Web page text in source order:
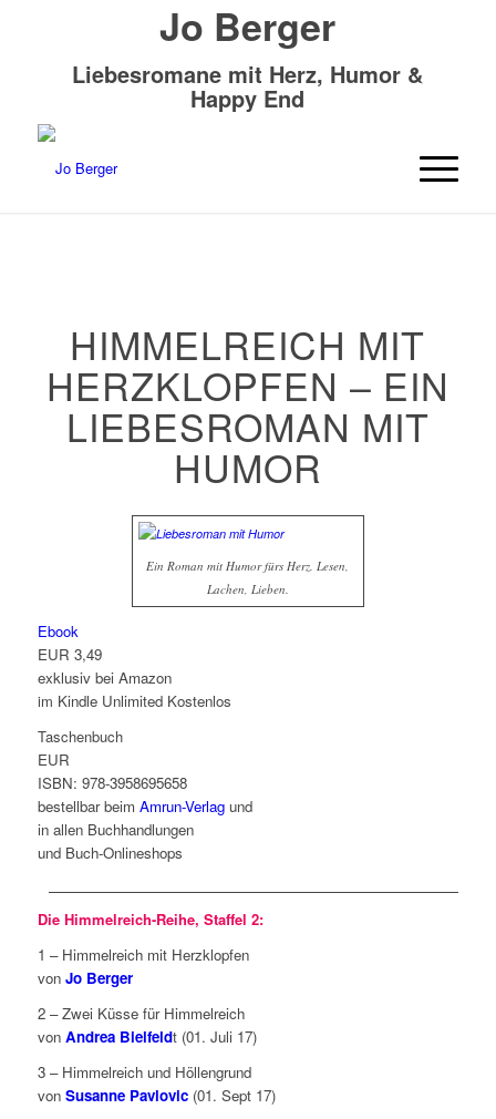
Jo Berger
Liebesromane mit Herz, Humor &
Happy End
HIMMELREICH MIT
HERZKLOPFEN – EIN
LIEBESROMAN MIT
HUMOR
Ein Roman mit Humor fürs Herz. Lesen,
Lachen, Lieben.
Ebook
EUR 3,49
exklusiv bei Amazon
im Kindle Unlimited Kostenlos
Taschenbuch
EUR
ISBN: 978-3958695658
bestellbar beim Amrun-Verlagund
in allen Buchhandlungen
und Buch-Onlineshops
Die Himmelreich-Reihe, Staffel 2:
1 – Himmelreich mit Herzklopfen
vonJo Berger
2 – Zwei Küsse für Himmelreich
von Andrea Bielfeldt (01. Juli 17)
3 – Himmelreich und Höllengrund
von Susanne Pavlovic(01. Sept 17)